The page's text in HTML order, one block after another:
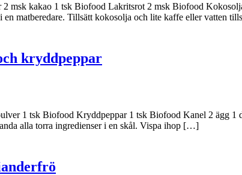
msk kakao 1 tsk Biofood Lakritsrot 2 msk Biofood
matberedare. Tillsätt kokosolja och lite kaffe eller vatten
kryddpeppar
1 tsk Biofood Kryddpeppar 1 tsk Biofood Kanel 2 ägg
alla torra ingredienser i en skål. Vispa ihop […]